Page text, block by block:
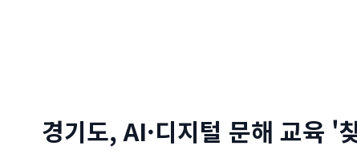
경기도, AI·디지털 문해 교육